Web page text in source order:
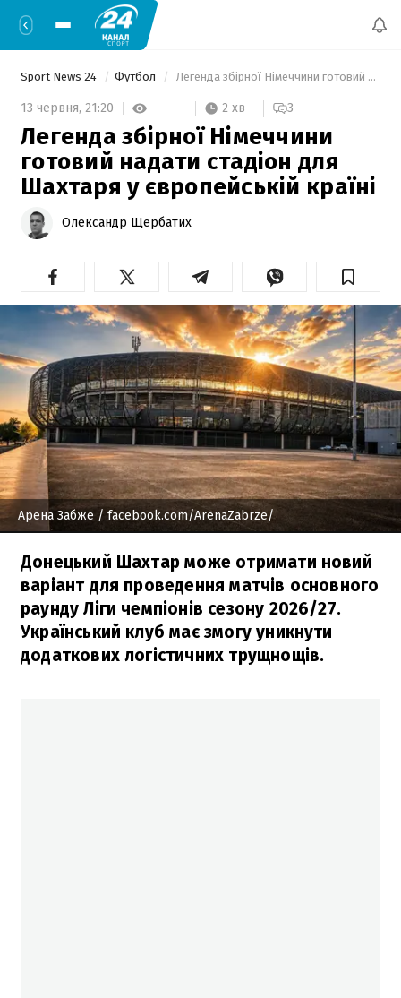
Sport News 24 Футбол Легенда збірної Німеччини готовий надати стадіон для Шахтаря у європейській країні
13 червня, 21:20 2 хв 3
Легенда збірної Німеччини
готовий надати стадіон для
Шахтаря у європейській країні
Олександр Щербатих
Арена Забже / facebook.com/ArenaZabrze/
Донецький Шахтар може отримати новий
варіант для проведення матчів основного
раунду Ліги чемпіонів сезону 2026/27.
Український клуб має змогу уникнути
додаткових логістичних трущнощів.